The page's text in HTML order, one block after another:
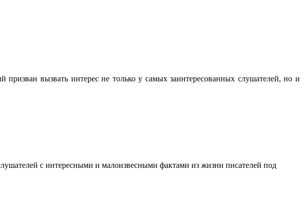
вызвать интерес не только у самых заинтересованных слушателей, но и
с интересными и малоизвесными фактами из жизни писателей под